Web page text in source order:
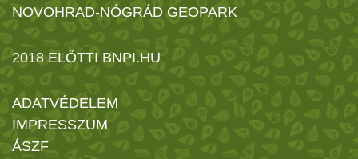
NOVOHRAD-NÓGRÁD GEOPARK
2018 ELŐTTI BNPI.HU
ADATVÉDELEM
IMPRESSZUM
ÁSZF